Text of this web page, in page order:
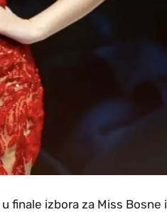
finale izbora za Miss Bosne i